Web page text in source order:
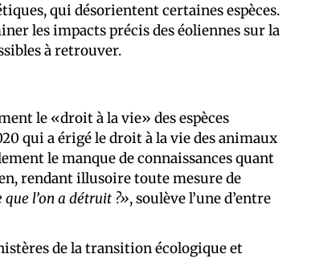
qui désorientent certaines espèces.
les impacts précis des éoliennes sur la
à retrouver.
le «droit à la vie» des espèces
qui a érigé le droit à la vie des animaux
le manque de connaissances quant
rendant illusoire toute mesure de
l’on a détruit ?», soulève l’une d’entre
de la transition écologique et